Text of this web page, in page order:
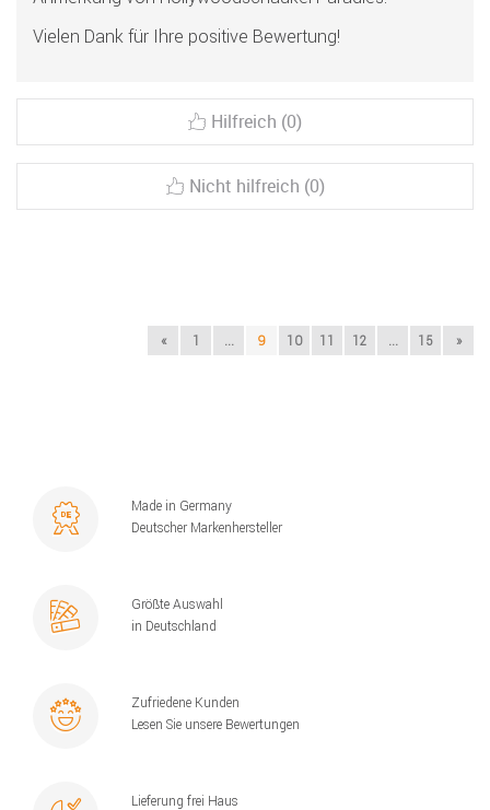
Vielen Dank für Ihre positive Bewertung!
Hilfreich (0)
Nicht hilfreich (0)
« 1 ... 9 10 11 12 ... 15 »
Made in Germany
Deutscher Markenhersteller
Größte Auswahl
in Deutschland
Zufriedene Kunden
Lesen Sie unsere Bewertungen
Lieferung frei Haus